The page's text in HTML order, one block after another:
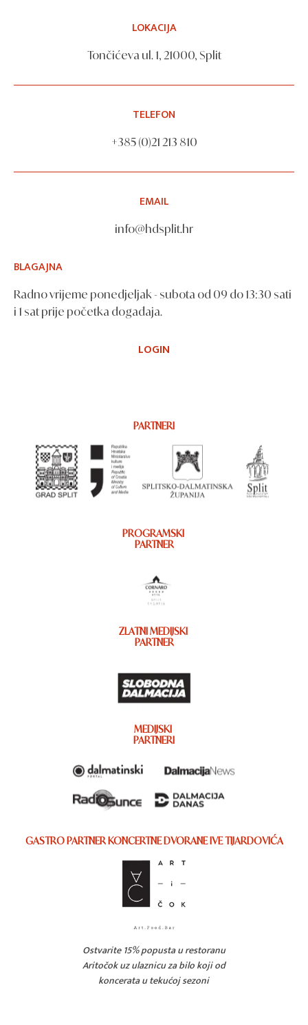
LOKACIJA
Tončićeva ul. 1, 21000, Split
TELEFON
+385 (0)21 213 810
EMAIL
info@hdsplit.hr
BLAGAJNA
Radno vrijeme ponedjeljak - subota od 09 do 13:30 sati
i 1 sat prije početka događaja.
LOGIN
PARTNERI
PROGRAMSKI
PARTNER
ZLATNI MEDIJSKI
PARTNER
MEDIJSKI
PARTNERI
GASTRO PARTNER KONCERTNE DVORANE IVE TIJARDOVIĆA
Ostvarite 15% popusta u restoranu
Aritočok uz ulaznicu za bilo koji od
koncerata u tekućoj sezoni